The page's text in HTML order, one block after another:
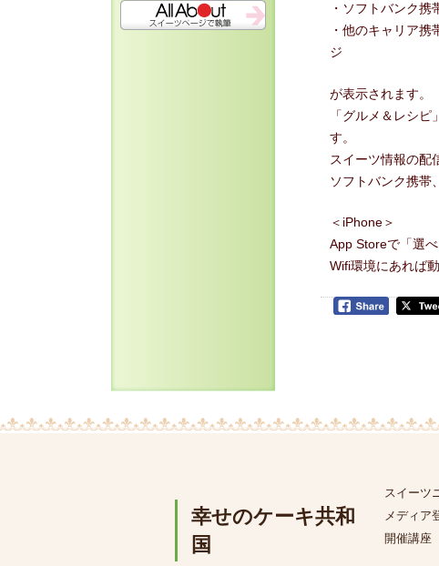
・ソフトバンク
・他のキャリア
ジ
が表示されます。
「グルメ＆レシ
す。
スイーツ情報の配
ソフトバンク携帯
＜iPhone＞
App Storeで「選
Wifi環境にあれば
幸せのケーキ共和
国
スイーツ
メディア
開催講座